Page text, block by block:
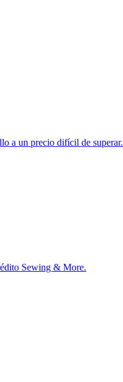
a un precio difícil de superar.
Sewing & More.